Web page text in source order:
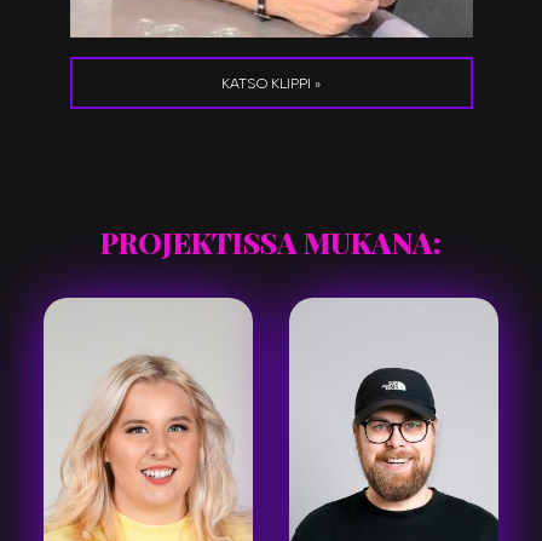
KATSO KLIPPI »
PROJEKTISSA MUKANA: